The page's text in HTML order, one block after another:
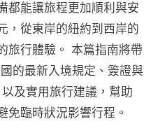
都能讓旅程更加順利與安
，從東岸的紐約到西岸的
旅行體驗。 本篇指南將帶
的最新入境規定、簽證與
及實用旅行建議，幫助
免臨時狀況影響行程。